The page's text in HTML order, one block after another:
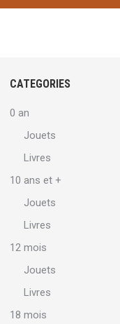
CATEGORIES
0 an
Jouets
Livres
10 ans et +
Jouets
Livres
12 mois
Jouets
Livres
18 mois